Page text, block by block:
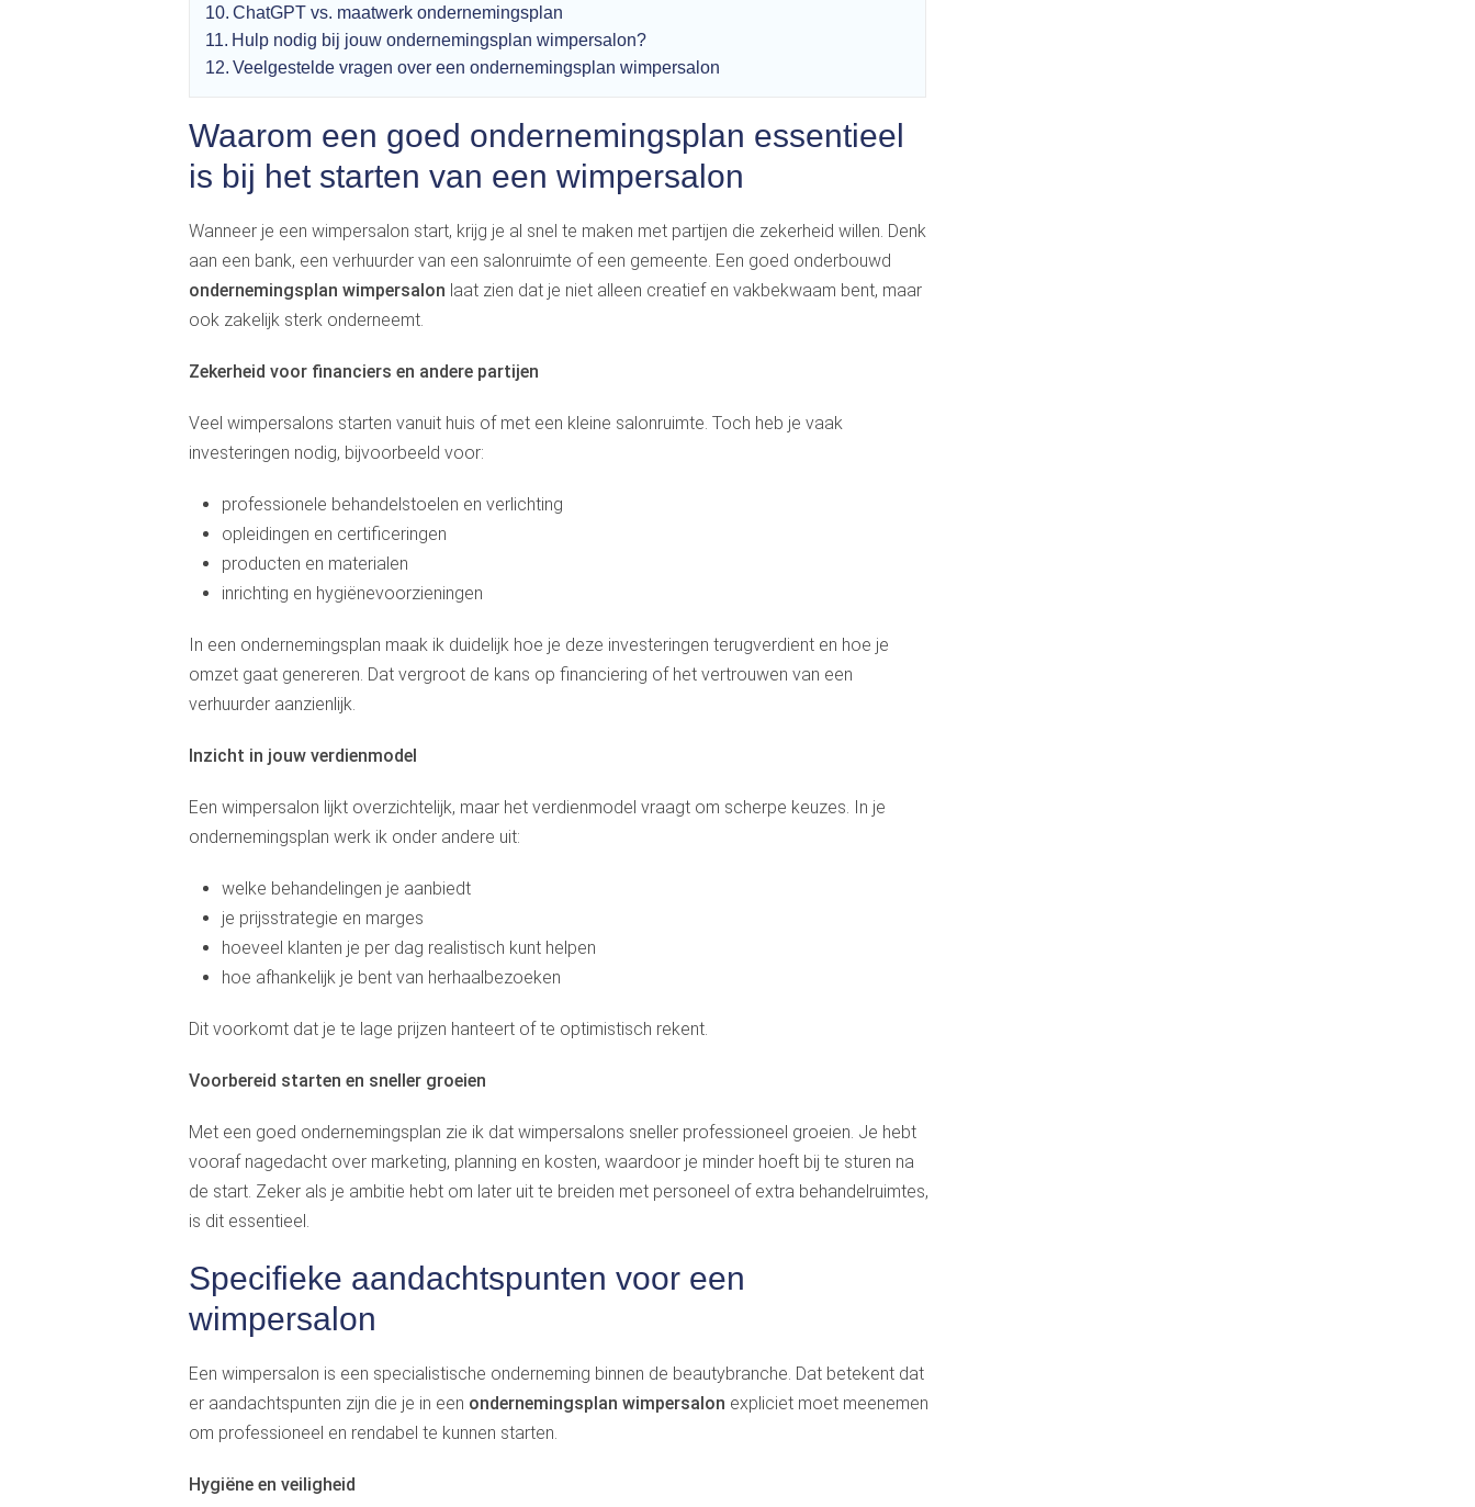
ChatGPT vs. maatwerk ondernemingsplan
Hulp nodig bij jouw ondernemingsplan wimpersalon?
Veelgestelde vragen over een ondernemingsplan wimpersalon
Waarom een goed ondernemingsplan essentieel
is bij het starten van een wimpersalon
Wanneer je een wimpersalon start, krijg je al snel te maken met partijen die zekerheid willen. Denk
aan een bank, een verhuurder van een salonruimte of een gemeente. Een goed onderbouwd
ondernemingsplan wimpersalon laat zien dat je niet alleen creatief en vakbekwaam bent, maar
ook zakelijk sterk onderneemt.
Zekerheid voor financiers en andere partijen
Veel wimpersalons starten vanuit huis of met een kleine salonruimte. Toch heb je vaak
investeringen nodig, bijvoorbeeld voor:
professionele behandelstoelen en verlichting
opleidingen en certificeringen
producten en materialen
inrichting en hygiënevoorzieningen
In een ondernemingsplan maak ik duidelijk hoe je deze investeringen terugverdient en hoe je
omzet gaat genereren. Dat vergroot de kans op financiering of het vertrouwen van een
verhuurder aanzienlijk.
Inzicht in jouw verdienmodel
Een wimpersalon lijkt overzichtelijk, maar het verdienmodel vraagt om scherpe keuzes. In je
ondernemingsplan werk ik onder andere uit:
welke behandelingen je aanbiedt
je prijsstrategie en marges
hoeveel klanten je per dag realistisch kunt helpen
hoe afhankelijk je bent van herhaalbezoeken
Dit voorkomt dat je te lage prijzen hanteert of te optimistisch rekent.
Voorbereid starten en sneller groeien
Met een goed ondernemingsplan zie ik dat wimpersalons sneller professioneel groeien. Je hebt
vooraf nagedacht over marketing, planning en kosten, waardoor je minder hoeft bij te sturen na
de start. Zeker als je ambitie hebt om later uit te breiden met personeel of extra behandelruimtes,
is dit essentieel.
Specifieke aandachtspunten voor een
wimpersalon
Een wimpersalon is een specialistische onderneming binnen de beautybranche. Dat betekent dat
er aandachtspunten zijn die je in een ondernemingsplan wimpersalon expliciet moet meenemen
om professioneel en rendabel te kunnen starten.
Hygiëne en veiligheid